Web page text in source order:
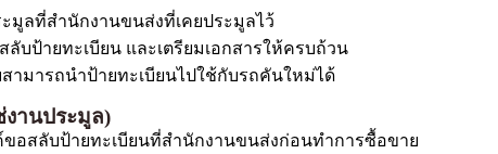
มูลที่สำนักงานขนส่งที่เคยประมูลไว้
บป้ายทะเบียน และเตรียมเอกสารให้ครบถ้วน
ามารถนำป้ายทะเบียนไปใช้กับรถคันใหม่ได้
านประมูล)
ขอสลับป้ายทะเบียนที่สำนักงานขนส่งก่อนทำการซื้อขาย